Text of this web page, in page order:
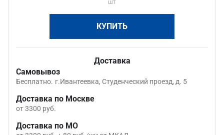
шт
КУПИТЬ
Доставка
Самовывоз
Бесплатно. г.Ивантеевка, Студенческий проезд, д. 5
Доставка по Москве
от 3300 руб.
Доставка по МО